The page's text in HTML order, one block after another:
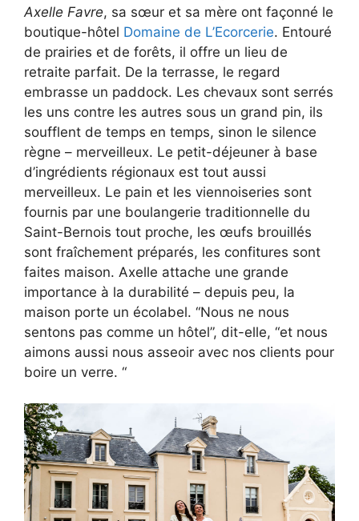
Axelle Favre, sa sœur et sa mère ont façonné le
boutique-hôtel Domaine de L’Ecorcerie. Entouré
de prairies et de forêts, il offre un lieu de
retraite parfait. De la terrasse, le regard
embrasse un paddock. Les chevaux sont serrés
les uns contre les autres sous un grand pin, ils
soufflent de temps en temps, sinon le silence
règne – merveilleux. Le petit-déjeuner à base
d’ingrédients régionaux est tout aussi
merveilleux. Le pain et les viennoiseries sont
fournis par une boulangerie traditionnelle du
Saint-Bernois tout proche, les œufs brouillés
sont fraîchement préparés, les confitures sont
faites maison. Axelle attache une grande
importance à la durabilité – depuis peu, la
maison porte un écolabel. “Nous ne nous
sentons pas comme un hôtel”, dit-elle, “et nous
aimons aussi nous asseoir avec nos clients pour
boire un verre. “